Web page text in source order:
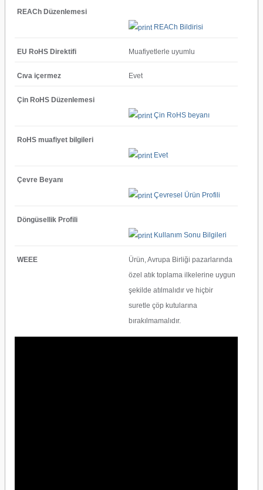
REACh Düzenlemesi
REACh Bildirisi
EU RoHS Direktifi Muafiyetlerle uyumlu
Cıva içermez Evet
Çin RoHS Düzenlemesi
Çin RoHS beyanı
RoHS muafiyet bilgileri
Evet
Çevre Beyanı
Çevresel Ürün Profili
Döngüsellik Profili
Kullanım Sonu Bilgileri
WEEE
Ürün, Avrupa Birliği pazarlarında
özel atık toplama ilkelerine uygun
şekilde atılmalıdır ve hiçbir
suretle çöp kutularına
bırakılmamalıdır.